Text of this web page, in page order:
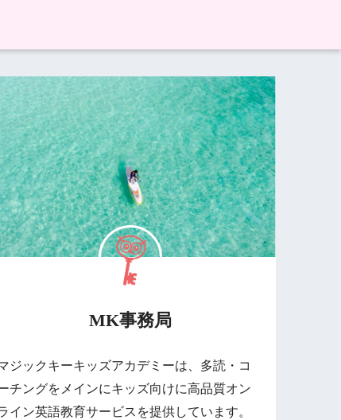
MK事務局
ジックキーキッズアカデミーは、多読・コ
チングをメインにキッズ向けに高品質オン
イン英語教育サービスを提供しています。